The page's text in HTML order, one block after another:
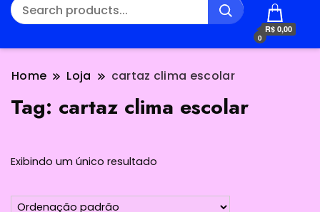
0
R$ 0,00
Home Loja cartaz clima escolar
Tag: cartaz clima escolar
Exibindo um único resultado